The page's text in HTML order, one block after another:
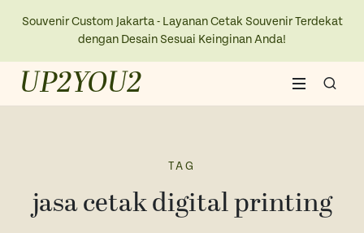
Souvenir Custom Jakarta - Layanan Cetak Souvenir Terdekat
dengan Desain Sesuai Keinginan Anda!
UP2YOU2
Blogs
TAG
jasa cetak digital printing